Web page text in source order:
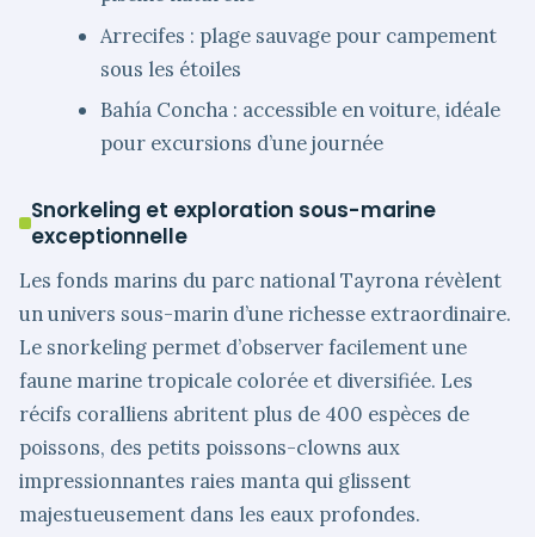
Arrecifes : plage sauvage pour campement
sous les étoiles
Bahía Concha : accessible en voiture, idéale
pour excursions d’une journée
Snorkeling et exploration sous-marine
exceptionnelle
Les fonds marins du parc national Tayrona révèlent
un univers sous-marin d’une richesse extraordinaire.
Le snorkeling permet d’observer facilement une
faune marine tropicale colorée et diversifiée. Les
récifs coralliens abritent plus de 400 espèces de
poissons, des petits poissons-clowns aux
impressionnantes raies manta qui glissent
majestueusement dans les eaux profondes.